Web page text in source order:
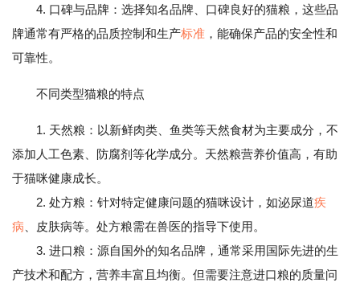
4. 口碑与品牌：选择知名品牌、口碑良好的猫粮，这些品
牌通常有严格的品质控制和生产标准 ，能确保产品的安全性和
可靠性。
不同类型猫粮的特点
1. 天然粮：以新鲜肉类、鱼类等天然食材为主要成分，不
添加人工色素、防腐剂等化学成分。天然粮营养价值高，有助
于猫咪健康成长。
2. 处方粮：针对特定健康问题的猫咪设计，如泌尿道疾
病 、皮肤病等。处方粮需在兽医的指导下使用。
3. 进口粮：源自国外的知名品牌，通常采用国际先进的生
产技术和配方，营养丰富且均衡。但需要注意进口粮的质量问